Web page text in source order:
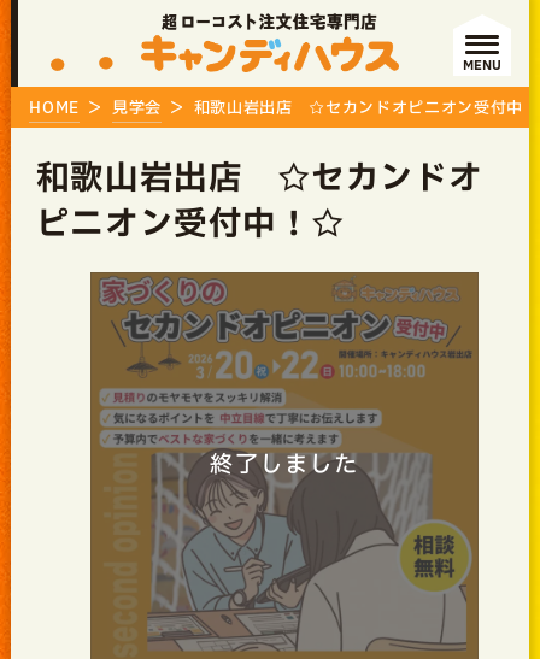
MENU
HOME 見学会 和歌山岩出店 ☆セカンドオピニオン受付中
和歌山岩出店 ☆セカンドオ
ピニオン受付中！☆
終了しました